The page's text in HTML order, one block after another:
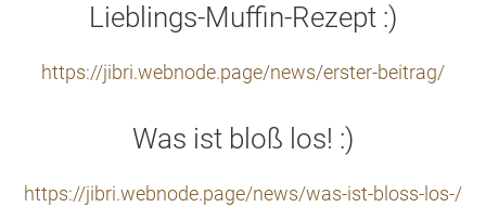
Lieblings-Muffin-Rezept :)
https://jibri.webnode.page/news/erster-beitrag/
Was ist bloß los! :)
https://jibri.webnode.page/news/was-ist-bloss-los-/